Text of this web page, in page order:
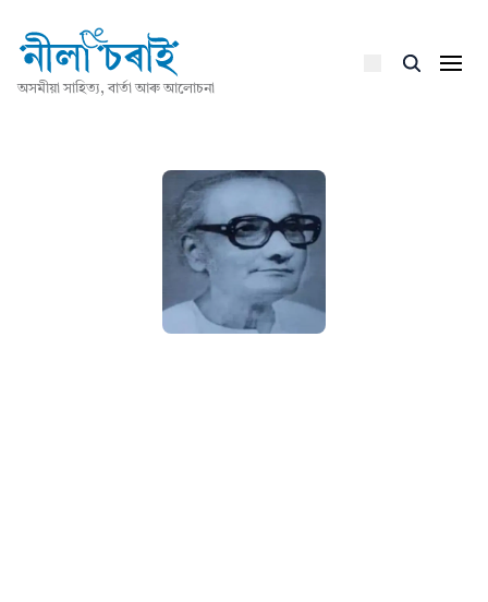
অসমীয়া সাহিত্য, বাৰ্তা আৰু আলোচনা